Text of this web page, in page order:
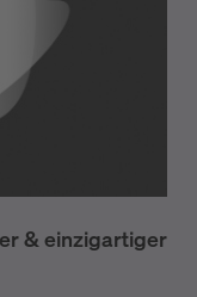
& einzigartiger